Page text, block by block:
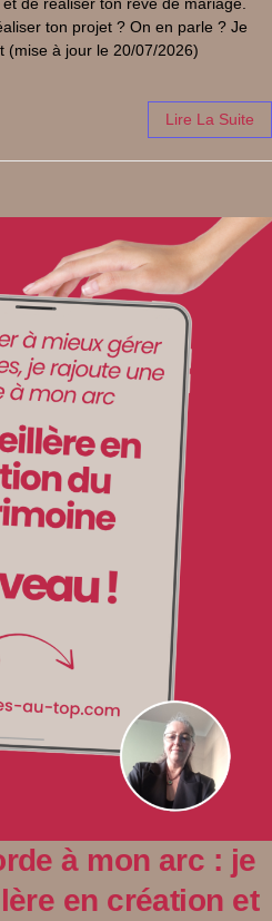
de réaliser ton rêve de mariage.
ton projet ? On en parle ? Je
(mise à jour le 20/07/2026)
Lire La Suite
à mon arc : je
en création et